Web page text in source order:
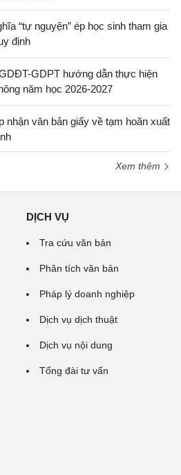
“tự nguyện” ép học sinh tham gia
định
GDPT hướng dẫn thực hiện
năm học 2026-2027
nhận văn bản giấy về tạm hoãn xuất
Xem thêm
DỊCH VỤ
Tra cứu văn bản
Phân tích văn bản
Pháp lý doanh nghiệp
Dịch vụ dịch thuật
Dịch vụ nội dung
Tổng đài tư vấn